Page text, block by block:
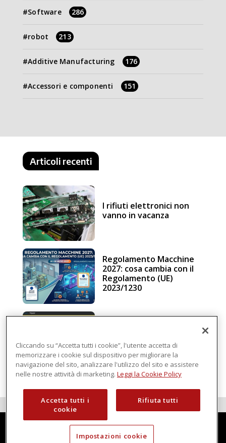
Software 286
robot 213
Additive Manufacturing 176
Accessori e componenti 151
Articoli recenti
I rifiuti elettronici non
vanno in vacanza
Regolamento Macchine
2027: cosa cambia con il
Regolamento (UE)
2023/1230
intelligenza in cloud
Cliccando su “Accetta tutti i cookie”, l'utente accetta di
memorizzare i cookie sul dispositivo per migliorare la
navigazione del sito, analizzare l'utilizzo del sito e assistere
nelle nostre attività di marketing. Leggi la Cookie Policy
Accetta tutti i
cookie
Rifiuta tutti
Impostazioni cookie